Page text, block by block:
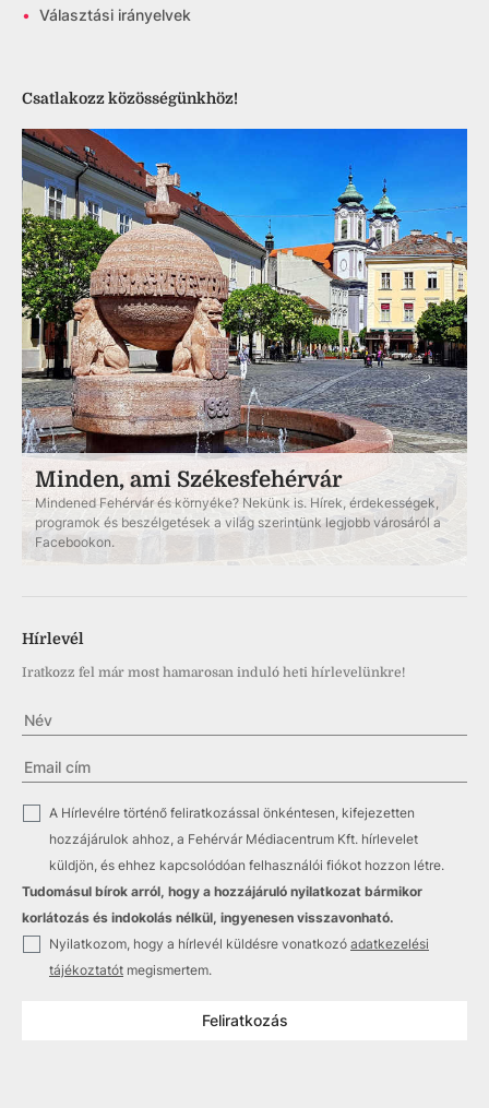
• Választási irányelvek
Csatlakozz közösségünkhöz!
Minden, ami Székesfehérvár
Mindened Fehérvár és környéke? Nekünk is. Hírek, érdekességek,
programok és beszélgetések a világ szerintünk legjobb városáról a
Facebookon.
Hírlevél
Iratkozz fel már most hamarosan induló heti hírlevelünkre!
A Hírlevélre történő feliratkozással önkéntesen, kifejezetten
hozzájárulok ahhoz, a Fehérvár Médiacentrum Kft. hírlevelet
küldjön, és ehhez kapcsolódóan felhasználói fiókot hozzon létre.
Tudomásul bírok arról, hogy a hozzájáruló nyilatkozat bármikor
korlátozás és indokolás nélkül, ingyenesen visszavonható.
Nyilatkozom, hogy a hírlevél küldésre vonatkozó adatkezelési
tájékoztatót megismertem.
Feliratkozás